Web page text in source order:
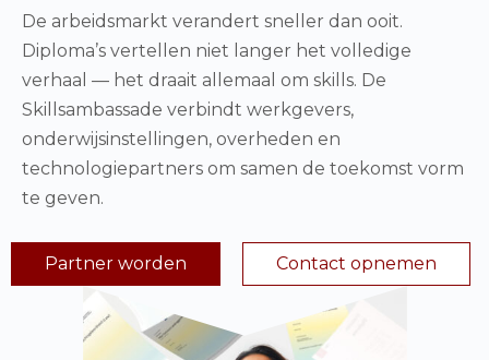
De arbeidsmarkt verandert sneller dan ooit.
Diploma’s vertellen niet langer het volledige
verhaal — het draait allemaal om skills. De
Skillsambassade verbindt werkgevers,
onderwijsinstellingen, overheden en
technologiepartners om samen de toekomst vorm
te geven.
Partner worden Contact opnemen